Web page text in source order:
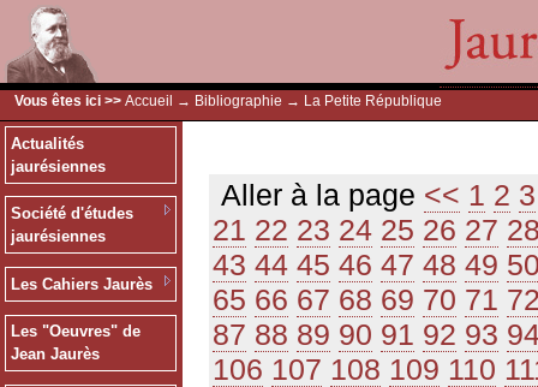
Vous êtes ici >> Accueil → Bibliographie → La Petite République
Actualités
jaurésiennes
Société d'études
jaurésiennes
Les Cahiers Jaurès
Les "Oeuvres" de
Jean Jaurès
Aller à la page << 1 2 3
21 22 23 24 25 26 27
43 44 45 46 47 48 49
65 66 67 68 69 70 71
87 88 89 90 91 92 93
106 107 108 109 110